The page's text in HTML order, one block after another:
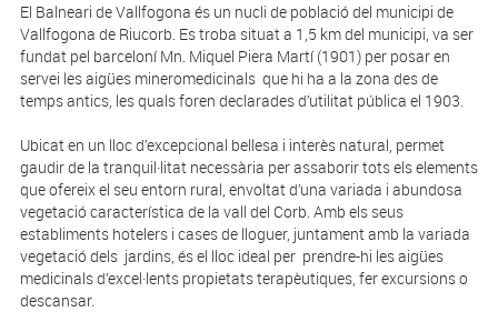
El Balneari de Vallfogona és un nucli de població del municipi de
Vallfogona de Riucorb. Es troba situat a 1,5 km del municipi, va ser
fundat pel barceloní Mn. Miquel Piera Martí (1901) per posar en
servei les aigües mineromedicinals que hi ha a la zona des de
temps antics, les quals foren declarades d’utilitat pública el 1903.
Ubicat en un lloc d’excepcional bellesa i interès natural, permet
gaudir de la tranquil·litat necessària per assaborir tots els elements
que ofereix el seu entorn rural, envoltat d’una variada i abundosa
vegetació característica de la vall del Corb. Amb els seus
establiments hotelers i cases de lloguer, juntament amb la variada
vegetació dels jardins, és el lloc ideal per prendre-hi les aigües
medicinals d’excel·lents propietats terapèutiques, fer excursions o
descansar.